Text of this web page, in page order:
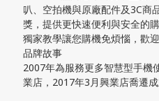
叭、空拍機與原廠配件及3C商
獎，提供更快速便利與安全的
獨家教學讓您購機免煩惱，歡
品牌故事
2007年為服務更多智慧型手機
業店，2017年3月興業店喬遷成